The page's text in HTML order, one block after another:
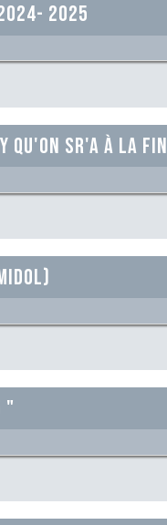
2024- 2025
qu'on sr'a à la Fin
"